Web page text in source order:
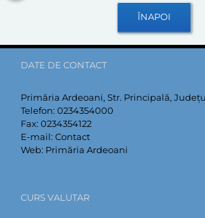
DATE DE CONTACT
Primăria Ardeoani, Str. Principală,
Telefon: 0234354000
Fax: 0234354122
E-mail: Contact
Web: Primăria Ardeoani
CURS VALUTAR